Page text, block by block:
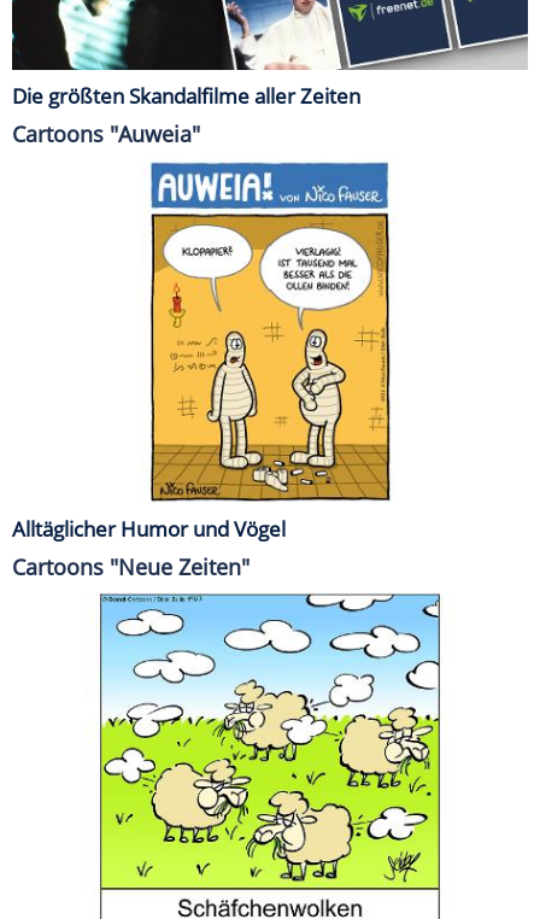
Die größten Skandalfilme aller Zeiten
Cartoons "Auweia"
Alltäglicher Humor und Vögel
Cartoons "Neue Zeiten"